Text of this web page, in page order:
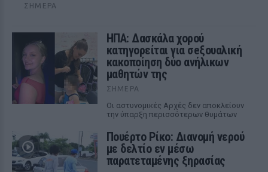
ΣΉΜΕΡΑ
ΗΠΑ: Δασκάλα χορού
κατηγορείται για σeξουαλική
κακοποίηση δύο ανήλικων
μαθητών της
ΣΉΜΕΡΑ
Οι αστυνομικές Αρχές δεν αποκλείουν
την ύπαρξη περισσότερων θυμάτων
Πουέρτο Ρίκο: Διανομή νερού
με δελτίο εν μέσω
παρατεταμένης ξηρασίας